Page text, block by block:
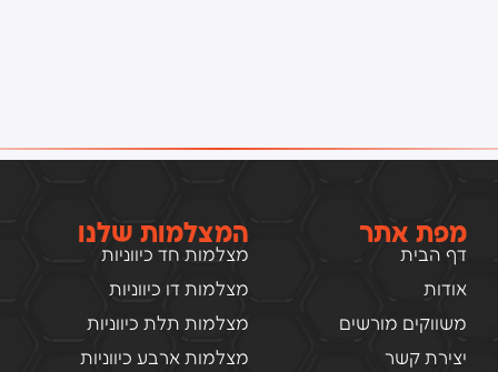
מפת אתר
דף הבית
אודות
משווקים מורשים
יצירת קשר
המצלמות שלנו
מצלמות חד כיווניות
מצלמות דו כיווניות
מצלמות תלת כיווניות
מצלמות ארבע כיווניות